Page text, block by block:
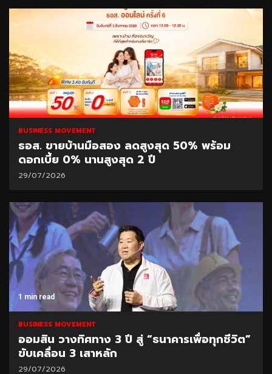
1 min read
BUSINESS MOVEMENT
ธอส. ขายบ้านมือสอง ลดสูงสุด 50% พร้อม
ดอกเบี้ย 0% นานสูงสุด 2 ปี
29/07/2026
1 min read
BUSINESS MOVEMENT
ออมสิน วางทิศทาง 3 ปี สู่ “ธนาคารเพื่อทุกชีวิต”
ขับเคลื่อน 3 เสาหลัก
29/07/2026